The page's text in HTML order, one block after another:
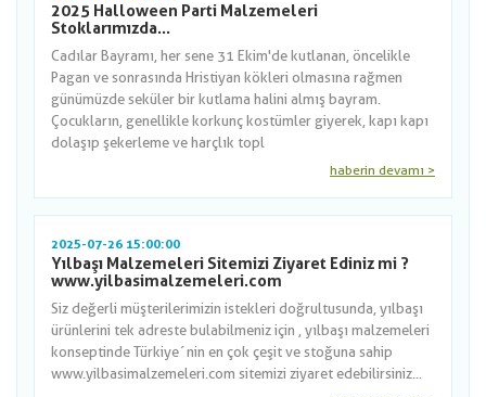
2025 Halloween Parti Malzemeleri
Stoklarımızda...
Cadılar Bayramı, her sene 31 Ekim'de kutlanan, öncelikle
Pagan ve sonrasında Hristiyan kökleri olmasına rağmen
günümüzde seküler bir kutlama halini almış bayram.
Çocukların, genellikle korkunç kostümler giyerek, kapı kapı
dolaşıp şekerleme ve harçlık topl
haberin devamı >
2025-07-26 15:00:00
Yılbaşı Malzemeleri Sitemizi Ziyaret Ediniz mi ?
www.yilbasimalzemeleri.com
Siz değerli müşterilerimizin istekleri doğrultusunda, yılbaşı
ürünlerini tek adreste bulabilmeniz için , yılbaşı malzemeleri
konseptinde Türkiye´nin en çok çeşit ve stoğuna sahip
www.yilbasimalzemeleri.com sitemizi ziyaret edebilirsiniz...